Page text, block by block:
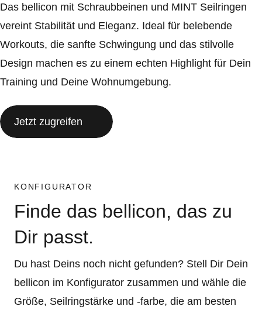
Das bellicon mit Schraubbeinen und MINT Seilringen
vereint Stabilität und Eleganz. Ideal für belebende
Workouts, die sanfte Schwingung und das stilvolle
Design machen es zu einem echten Highlight für Dein
Training und Deine Wohnumgebung.
Jetzt zugreifen
KONFIGURATOR
Finde das bellicon, das zu
Dir passt.
Du hast Deins noch nicht gefunden? Stell Dir Dein
bellicon im Konfigurator zusammen und wähle die
Größe, Seilringstärke und -farbe, die am besten